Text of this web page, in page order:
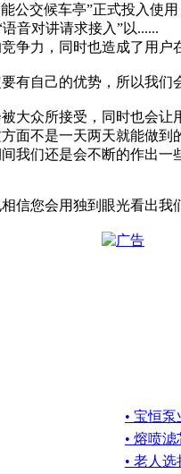
公交候车亭”正式投入使
音对讲请求接入”以......
力，同时也造成了用户
自己的优势，所以我
大众所接受，同时也会
面不是一天两天就能做
我们还是会不断的作出一
信您会用独到眼光看出我
• 宝恒
• 熔喷
• 老人